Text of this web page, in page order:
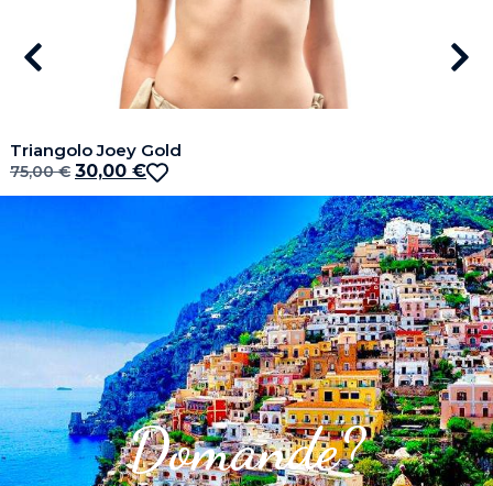
Triangolo Joey Gold
75,00€ 30,00 €
Domande?